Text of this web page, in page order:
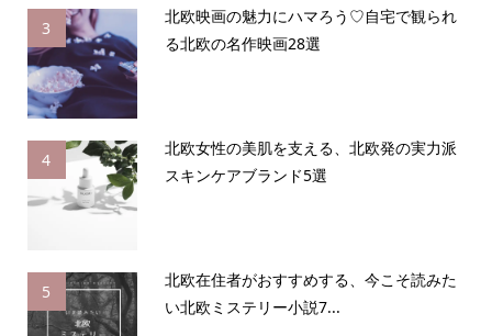
3
北欧映画の魅力にハマろう♡自宅で観られ
る北欧の名作映画28選
4
北欧女性の美肌を支える、北欧発の実力派
スキンケアブランド5選
5
北欧在住者がおすすめする、今こそ読みた
い北欧ミステリー小説7...